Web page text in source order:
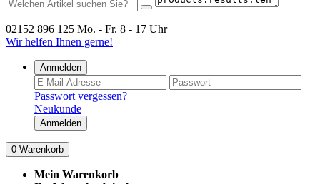
02152 896 125 Mo. - Fr. 8 - 17 Uhr
Wir helfen Ihnen gerne!
Anmelden
Passwort vergessen?
Neukunde
Anmelden
0 Warenkorb
Mein Warenkorb